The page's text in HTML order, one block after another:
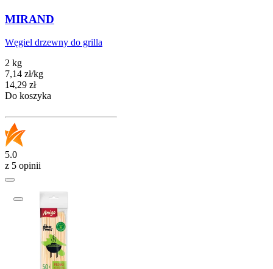
MIRAND
Węgiel drzewny do grilla
2 kg
7,14 zł/kg
Cena
14,29 zł
Do koszyka
5.0
z 5 opinii